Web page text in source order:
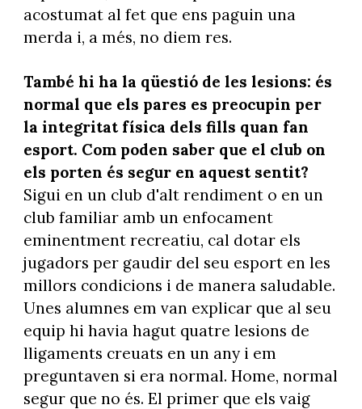
acostumat al fet que ens paguin una
merda i, a més, no diem res.
També hi ha la qüestió de les lesions: és
normal que els pares es preocupin per
la integritat física dels fills quan fan
esport. Com poden saber que el club on
els porten és segur en aquest sentit?
Sigui en un club d'alt rendiment o en un
club familiar amb un enfocament
eminentment recreatiu, cal dotar els
jugadors per gaudir del seu esport en les
millors condicions i de manera saludable.
Unes alumnes em van explicar que al seu
equip hi havia hagut quatre lesions de
lligaments creuats en un any i em
preguntaven si era normal. Home, normal
segur que no és. El primer que els vaig